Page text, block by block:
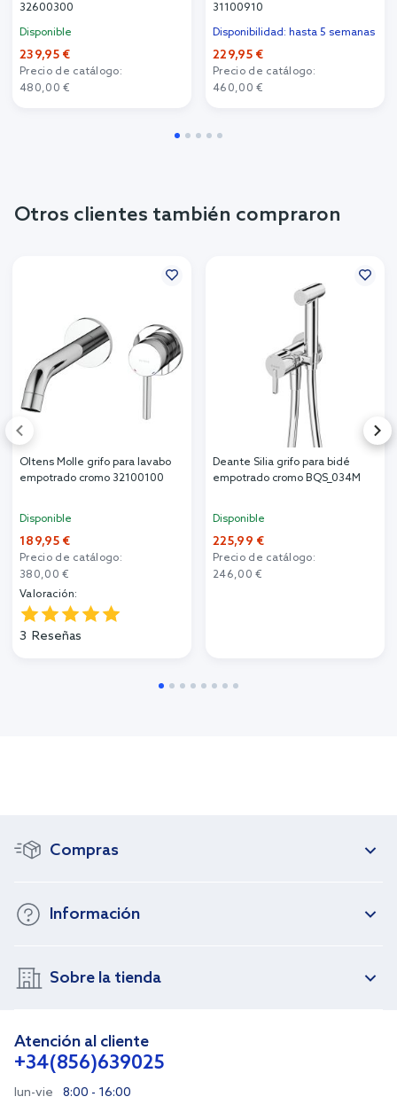
32600300
Disponible
239,95 €
Precio de catálogo:
480,00 €
31100910
Disponibilidad: hasta 5 semanas
229,95 €
Precio de catálogo:
460,00 €
Otros clientes también compraron
Oltens Molle grifo para lavabo
empotrado cromo 32100100
Disponible
189,95 €
Precio de catálogo:
380,00 €
Valoración:
3 Reseñas
Deante Silia grifo para bidé
empotrado cromo BQS_034M
Disponible
225,99 €
Precio de catálogo:
246,00 €
Compras
Información
Sobre la tienda
Atención al cliente
+34(856)639025
lun-vie 8:00 - 16:00